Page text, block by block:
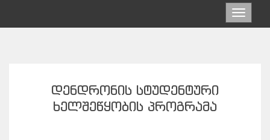
Toggle
ᲓᲔᲜᲓᲠᲝᲜᲘᲡ ᲡᲢᲣᲓᲔᲜᲢᲣᲠᲘ
ᲮᲔᲚᲨᲔᲬᲧᲝᲑᲘᲡ ᲞᲠᲝᲒᲠᲐᲛᲐ